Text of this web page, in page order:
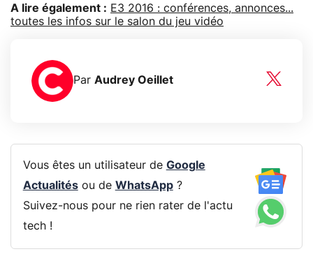
A lire également : E3 2016 : conférences, annonces...
toutes les infos sur le salon du jeu vidéo
Par Audrey Oeillet
Vous êtes un utilisateur de Google
Actualitésou de WhatsApp?
Suivez-nous pour ne rien rater de l'actu
tech !